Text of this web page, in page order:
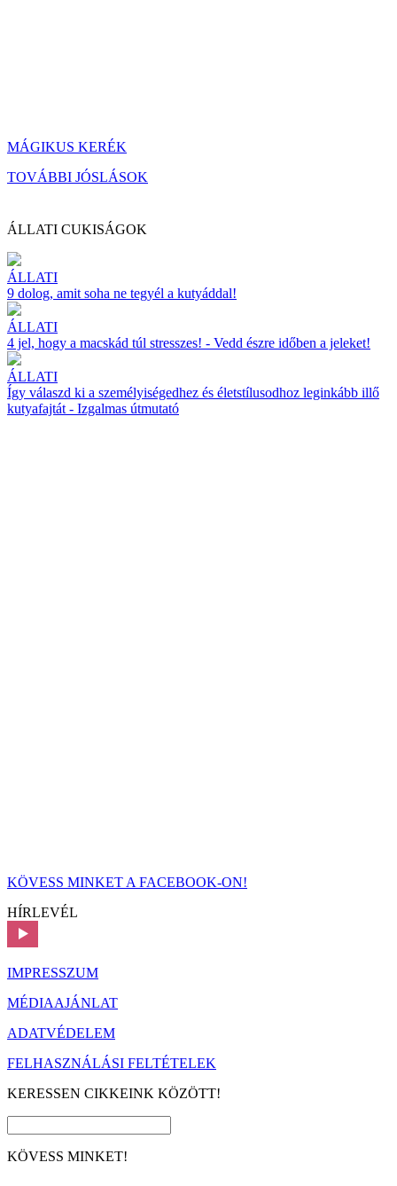
MÁGIKUS KERÉK
TOVÁBBI JÓSLÁSOK
ÁLLATI CUKISÁGOK
ÁLLATI
9 dolog, amit soha ne tegyél a kutyáddal!
ÁLLATI
4 jel, hogy a macskád túl stresszes! - Vedd észre időben a jeleket!
ÁLLATI
Így válaszd ki a személyiségedhez és életstílusodhoz leginkább illő
kutyafajtát - Izgalmas útmutató
KÖVESS MINKET A FACEBOOK-ON!
HÍRLEVÉL
IMPRESSZUM
MÉDIAAJÁNLAT
ADATVÉDELEM
FELHASZNÁLÁSI FELTÉTELEK
KERESSEN CIKKEINK KÖZÖTT!
KÖVESS MINKET!